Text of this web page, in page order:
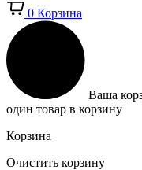
0 Корзина
Ваша
один товар в корзину
Корзина
Очистить корзину